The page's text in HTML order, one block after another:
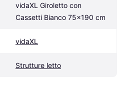
vidaXL Giroletto con
Cassetti Bianco 75x190 cm
vidaXL
Strutture letto